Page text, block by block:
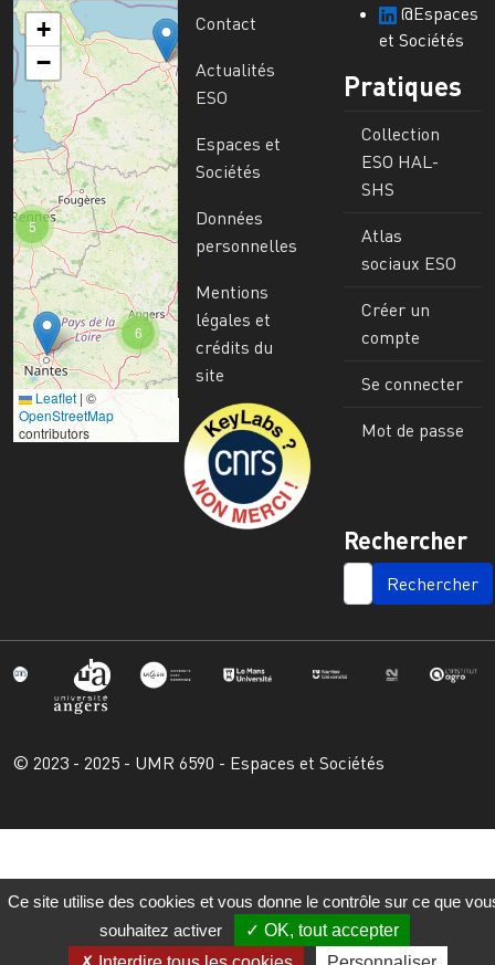
6
5
+
−
Leaflet | ©
OpenStreetMap
contributors
Contact
Actualités
ESO
Espaces et
Sociétés
Données
personnelles
Mentions
légales et
crédits du
site
Image
@Espaces
et Sociétés
Pratiques
Collection
ESO HAL-
SHS
Atlas
sociaux ESO
Créer un
compte
Se connecter
Mot de passe
Rechercher
SEARCH
© 2023 - 2025 - UMR 6590 - Espaces et Sociétés
Ce site utilise des cookies et vous donne le contrôle sur ce que
souhaitez activer
OK, tout accepter